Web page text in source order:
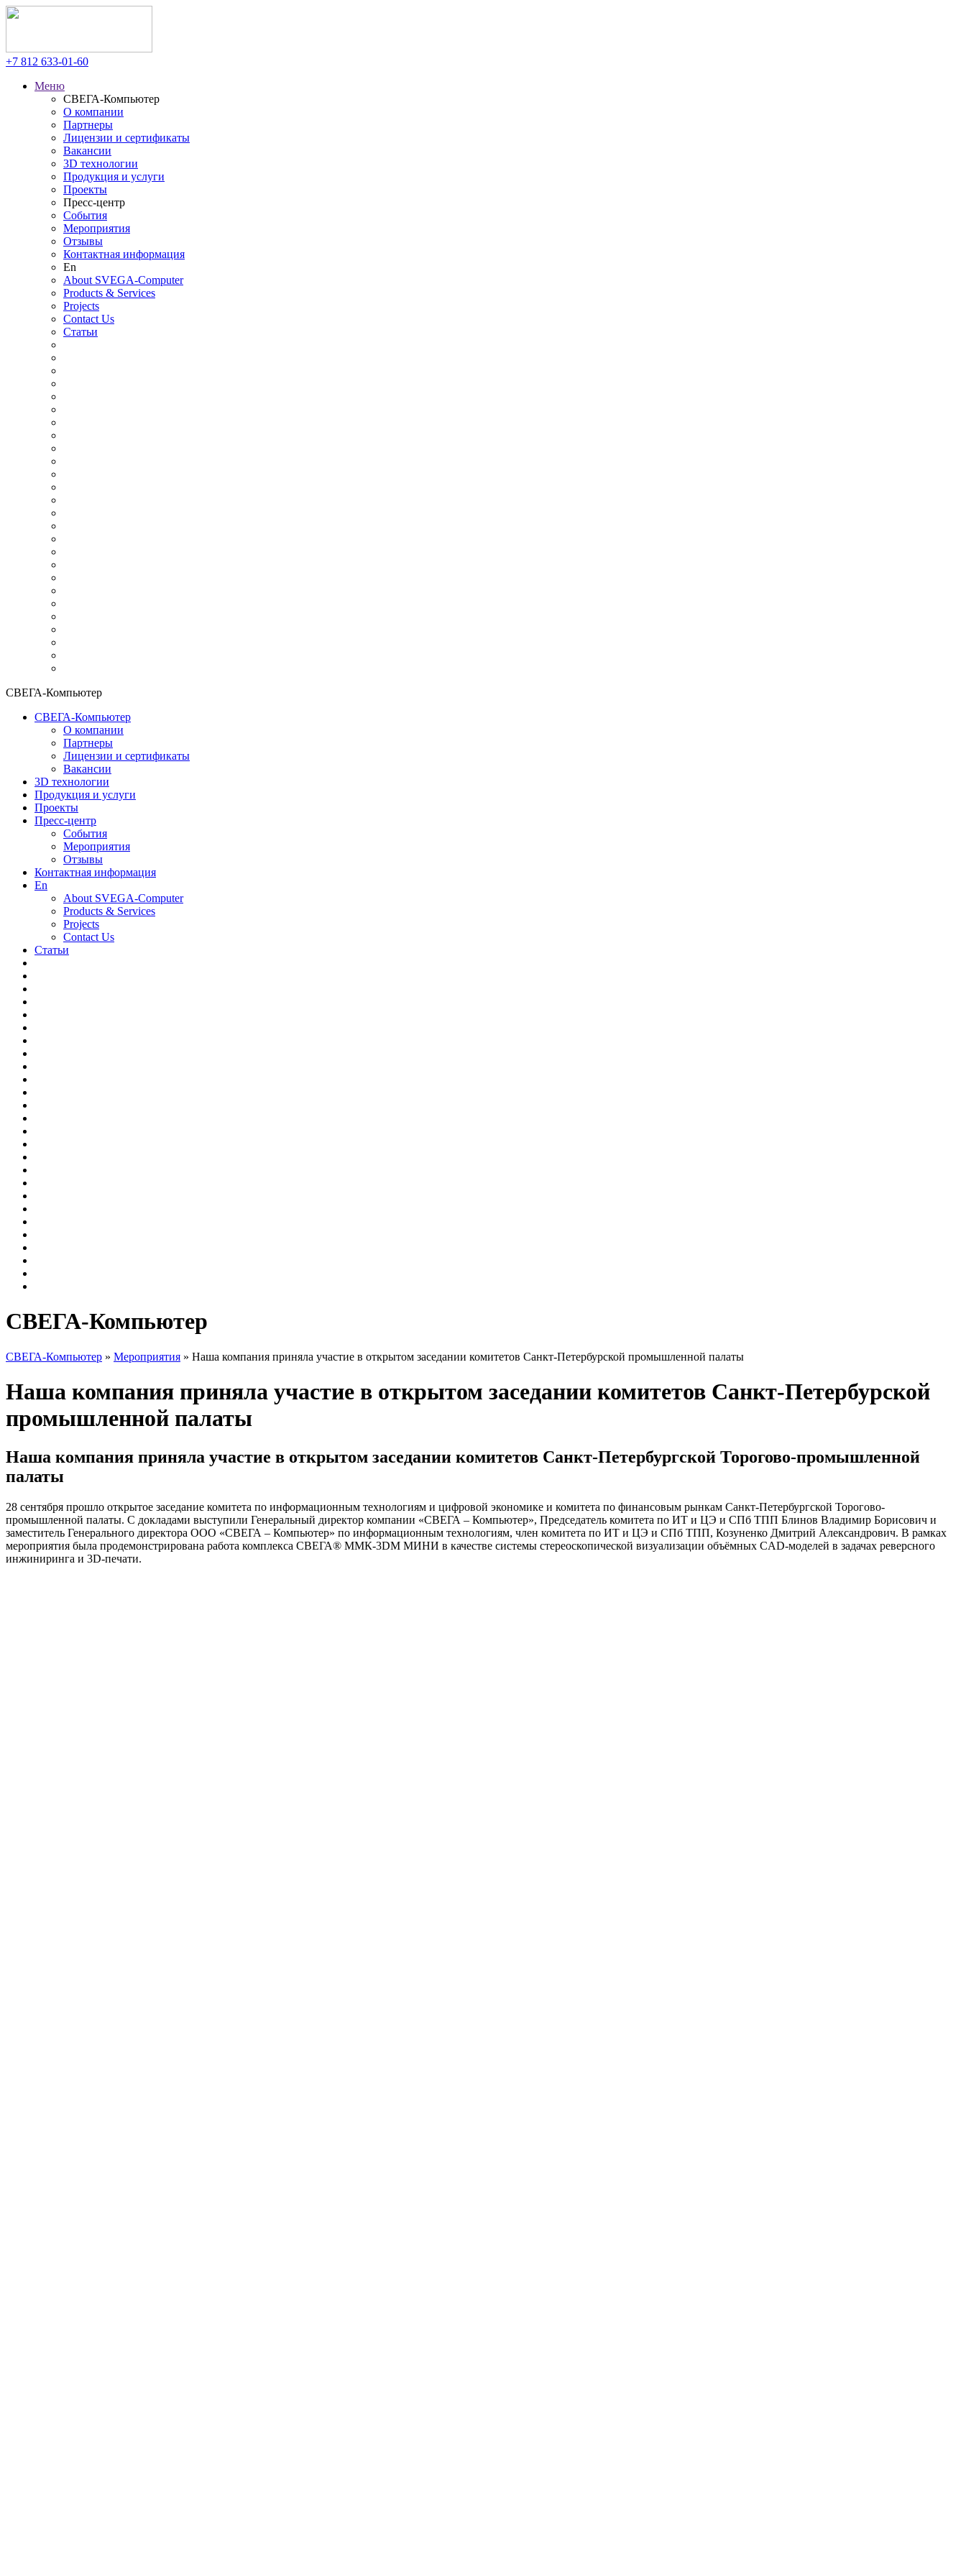
+7 812 633-01-60
Меню
СВЕГА-Компьютер
О компании
Партнеры
Лицензии и сертификаты
Вакансии
3D технологии
Продукция и услуги
Проекты
Пресс-центр
События
Мероприятия
Отзывы
Контактная информация
En
About SVEGA-Computer
Products & Services
Projects
Contact Us
Статьи
СВЕГА-Компьютер
СВЕГА-Компьютер
О компании
Партнеры
Лицензии и сертификаты
Вакансии
3D технологии
Продукция и услуги
Проекты
Пресс-центр
События
Мероприятия
Отзывы
Контактная информация
En
About SVEGA-Computer
Products & Services
Projects
Contact Us
Статьи
СВЕГА-Компьютер
СВЕГА-Компьютер » Мероприятия » Наша компания приняла участие в открытом заседании комитетов Санкт-Петербурской промышленной палаты
Наша компания приняла участие в открытом заседании комитетов Санкт-Петербурской
промышленной палаты
Наша компания приняла участие в открытом заседании комитетов Санкт-Петербургской Торогово-промышленной
палаты
28 сентября прошло открытое заседание комитета по информационным технологиям и цифровой экономике и комитета по финансовым рынкам Санкт-Петербургской Торогово-
промышленной палаты. С докладами выступили Генеральный директор компании «СВЕГА – Компьютер», Председатель комитета по ИТ и ЦЭ и СПб ТПП Блинов Владимир Борисович и
заместитель Генерального директора ООО «СВЕГА – Компьютер» по информационным технологиям, член комитета по ИТ и ЦЭ и СПб ТПП, Козуненко Дмитрий Александрович. В рамках
мероприятия была продемонстрирована работа комплекса СВЕГА® ММК-3DМ МИНИ в качестве системы стереоскопической визуализации объёмных CAD-моделей в задачах реверсного
инжиниринга и 3D-печати.